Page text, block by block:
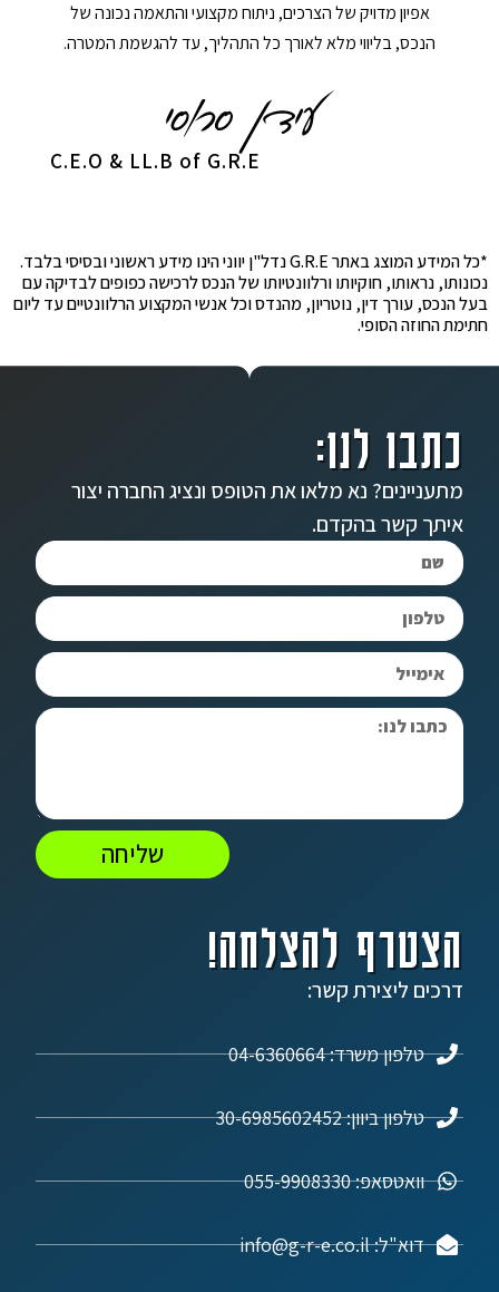
אפיון מדויק של הצרכים, ניתוח מקצועי והתאמה נכונה של
הנכס, בליווי מלא לאורך כל התהליך, עד להגשמת המטרה.
C.E.O & LL.B of G.R.E
*כל המידע המוצג באתר G.R.E נדל"ן יווני הינו מידע ראשוני ובסיסי בלבד.
נכונותו, נראותו, חוקיותו ורלוונטיותו של הנכס לרכישה כפופים לבדיקה עם
בעל הנכס, עורך דין, נוטריון, מהנדס וכל אנשי המקצוע הרלוונטיים עד ליום
חתימת החוזה הסופי.
הצטרף להצלחה!
דרכים ליצירת קשר:
טלפון משרד: 04-6360664
טלפון ביוון: 30-6985602452
וואטסאפ: 055-9908330
דוא"ל: info@g-r-e.co.il
כתבו לנו:
מתעניינים? נא מלאו את הטופס ונציג החברה יצור
איתך קשר בהקדם.
שליחה